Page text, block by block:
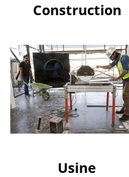
Construction
Usine